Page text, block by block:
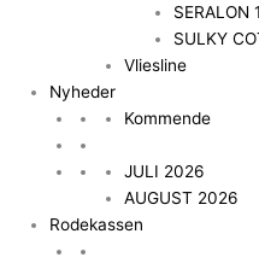
SERALON
SULKY
Vliesline
Nyheder
Kommende
JULI 2026
AUGUST 2026
Rodekassen